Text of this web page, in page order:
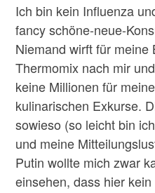
Ich bin kein Influenza
fancy schöne-neue-
Niemand wirft für meine
Thermomix nach mir
keine Millionen für
kulinarischen Exkurse.
sowieso (so leicht bin
und meine
Putin wollte mich zwar
einsehen, dass hier